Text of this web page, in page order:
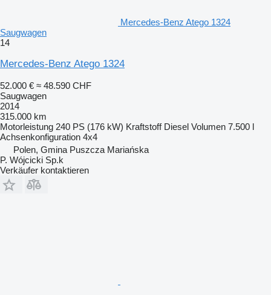
Mercedes-Benz Atego 1324
Saugwagen
14
Mercedes-Benz Atego 1324
52.000 € ≈ 48.590 CHF
Saugwagen
2014
315.000 km
Motorleistung 240 PS (176 kW) Kraftstoff Diesel Volumen 7.500 l
Achsenkonfiguration 4x4
Polen, Gmina Puszcza Mariańska
P. Wójcicki Sp.k
Verkäufer kontaktieren